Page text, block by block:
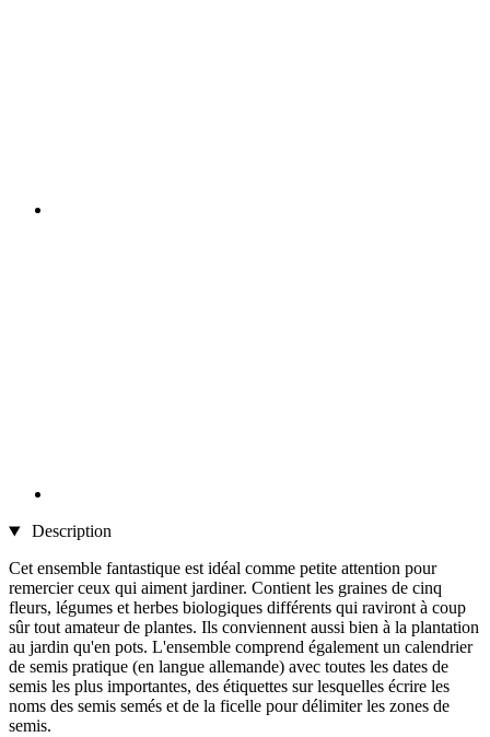
Description
Cet ensemble fantastique est idéal comme petite attention pour
remercier ceux qui aiment jardiner. Contient les graines de cinq
fleurs, légumes et herbes biologiques différents qui raviront à coup
sûr tout amateur de plantes. Ils conviennent aussi bien à la plantation
au jardin qu'en pots. L'ensemble comprend également un calendrier
de semis pratique (en langue allemande) avec toutes les dates de
semis les plus importantes, des étiquettes sur lesquelles écrire les
noms des semis semés et de la ficelle pour délimiter les zones de
semis.